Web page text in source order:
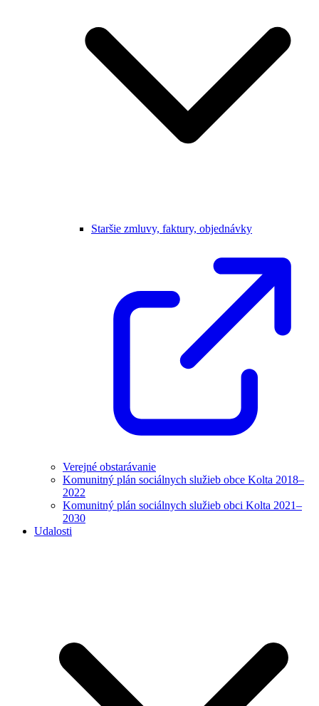
Staršie zmluvy, faktury, objednávky
Verejné obstarávanie
Komunitný plán sociálnych služieb obce Kolta 2018–
2022
Komunitný plán sociálnych služieb obci Kolta 2021–
2030
Udalosti